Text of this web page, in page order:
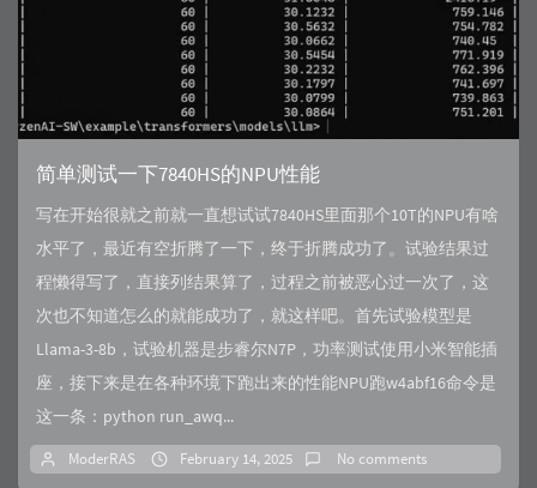
简单测试一下7840HS的NPU性能
写在开始很就之前就一直想试试7840HS里面那个10T的NPU有啥
水平了，最近有空折腾了一下，终于折腾成功了。试验结果过
程懒得写了，直接列结果算了，过程之前被恶心过一次了，这
次也不知道怎么的就能成功了，就这样吧。首先试验模型是
Llama-3-8b，试验机器是步睿尔N7P，功率测试使用小米智能插
座，接下来是在各种环境下跑出来的性能NPU跑w4abf16命令是
这一条：python run_awq...
ModerRAS February 14, 2025 No comments